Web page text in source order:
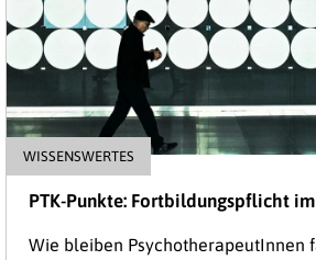
WISSENSWERTES
PTK-Punkte: Fortbildungspflicht
Wie bleiben PsychotherapeutInnen